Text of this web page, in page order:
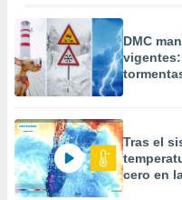
DMC
Tras el
cero en